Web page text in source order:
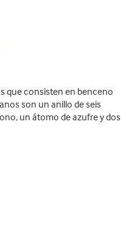
que consisten en benceno
son un anillo de seis
un átomo de azufre y dos